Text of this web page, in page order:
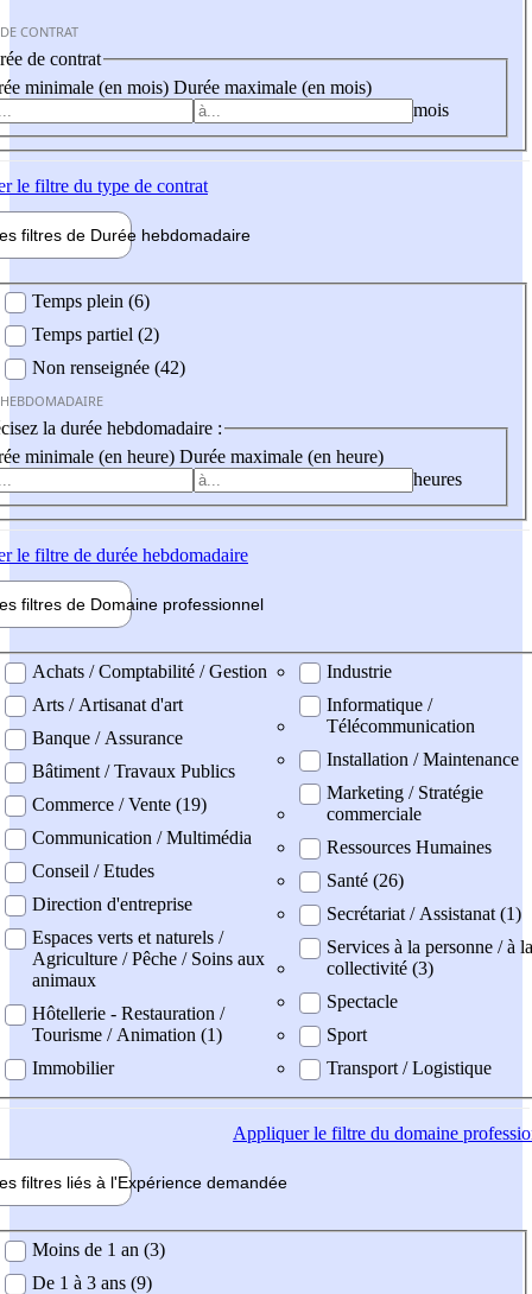
CONTRAT
de contrat
minimale (en mois) Durée maximale (en mois)
mois
le filtre du type de contrat
filtres de Durée hebdomadaire
Temps plein (6)
Temps partiel (2)
Non renseignée (42)
la durée hebdomadaire :
minimale (en heure) Durée maximale (en heure)
heures
le filtre de durée hebdomadaire
filtres de Domaine professionnel
professionel
Achats / Comptabilité / Gestion
Arts / Artisanat d'art
Banque / Assurance
Bâtiment / Travaux Publics
Commerce / Vente (19)
Communication / Multimédia
Conseil / Etudes
Direction d'entreprise
Espaces verts et naturels /
Agriculture / Pêche / Soins aux
animaux
Hôtellerie - Restauration /
Tourisme / Animation (1)
Immobilier
Industrie
Informatique /
Télécommunication
Installation / Maintenance
Marketing / Stratégie
commerciale
Ressources Humaines
Santé (26)
Secrétariat / Assistanat (1)
Services à la personne / à la
collectivité (3)
Spectacle
Sport
Transport / Logistique
Appliquerle filtre du domaine
filtres liés à l'Expérience demandée
demandée
Moins de 1 an (3)
De 1 à 3 ans (9)